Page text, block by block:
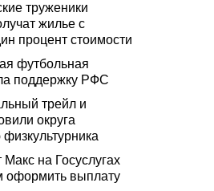
труженики
жилье с
процент стоимости
футбольная
поддержку РФС
трейл и
округа
Макс на Госуслугах
оформить выплату